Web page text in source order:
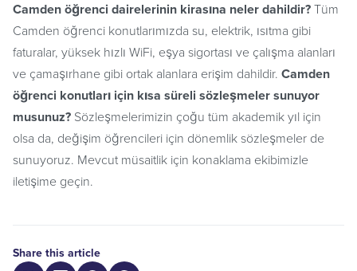
Camden öğrenci dairelerinin kirasına neler dahildir? Tüm
Camden öğrenci konutlarımızda su, elektrik, ısıtma gibi
faturalar, yüksek hızlı WiFi, eşya sigortası ve çalışma alanları
ve çamaşırhane gibi ortak alanlara erişim dahildir. Camden
öğrenci konutları için kısa süreli sözleşmeler sunuyor
musunuz? Sözleşmelerimizin çoğu tüm akademik yıl için
olsa da, değişim öğrencileri için dönemlik sözleşmeler de
sunuyoruz. Mevcut müsaitlik için konaklama ekibimizle
iletişime geçin.
Share this article